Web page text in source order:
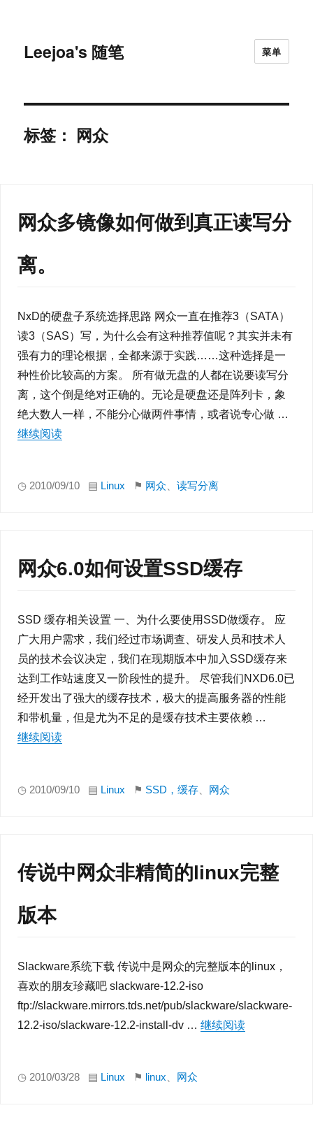
Leejoa's 随笔 菜单
标签： 网众
网众多镜像如何做到真正读写分
离。
NxD的硬盘子系统选择思路 网众一直在推荐3（SATA）
读3（SAS）写，为什么会有这种推荐值呢？其实并未有
强有力的理论根据，全都来源于实践……这种选择是一
种性价比较高的方案。 所有做无盘的人都在说要读写分
离，这个倒是绝对正确的。无论是硬盘还是阵列卡，象
绝大数人一样，不能分心做两件事情，或者说专心做 …
继续阅读
◷ 2010/09/10 ▤ Linux ⚑ 网众、 读写分离
网众6.0如何设置SSD缓存
SSD 缓存相关设置 一、为什么要使用SSD做缓存。 应
广大用户需求，我们经过市场调查、研发人员和技术人
员的技术会议决定，我们在现期版本中加入SSD缓存来
达到工作站速度又一阶段性的提升。 尽管我们NXD6.0已
经开发出了强大的缓存技术，极大的提高服务器的性能
和带机量，但是尤为不足的是缓存技术主要依赖 …
继续阅读
◷ 2010/09/10 ▤ Linux ⚑ SSD，缓存 网众
传说中网众非精简的linux完整
版本
Slackware系统下载 传说中是网众的完整版本的linux，
喜欢的朋友珍藏吧 slackware-12.2-iso
ftp://slackware.mirrors.tds.net/pub/slackware/slackware-
12.2-iso/slackware-12.2-install-dv … 继续阅读
◷ 2010/03/28 ▤ Linux ⚑ linux、 网众